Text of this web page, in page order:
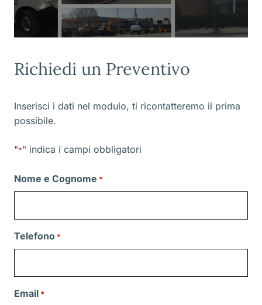
Richiedi un Preventivo
Inserisci i dati nel modulo, ti ricontatteremo il prima
possibile.
"*" indica i campi obbligatori
Nome e Cognome *
Telefono *
Email *